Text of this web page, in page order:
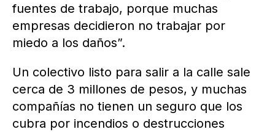
fuentes de trabajo, porque muchas
empresas decidieron no trabajar por
miedo a los daños”.
Un colectivo listo para salir a la calle sale
cerca de 3 millones de pesos, y muchas
compañías no tienen un seguro que los
cubra por incendios o destrucciones